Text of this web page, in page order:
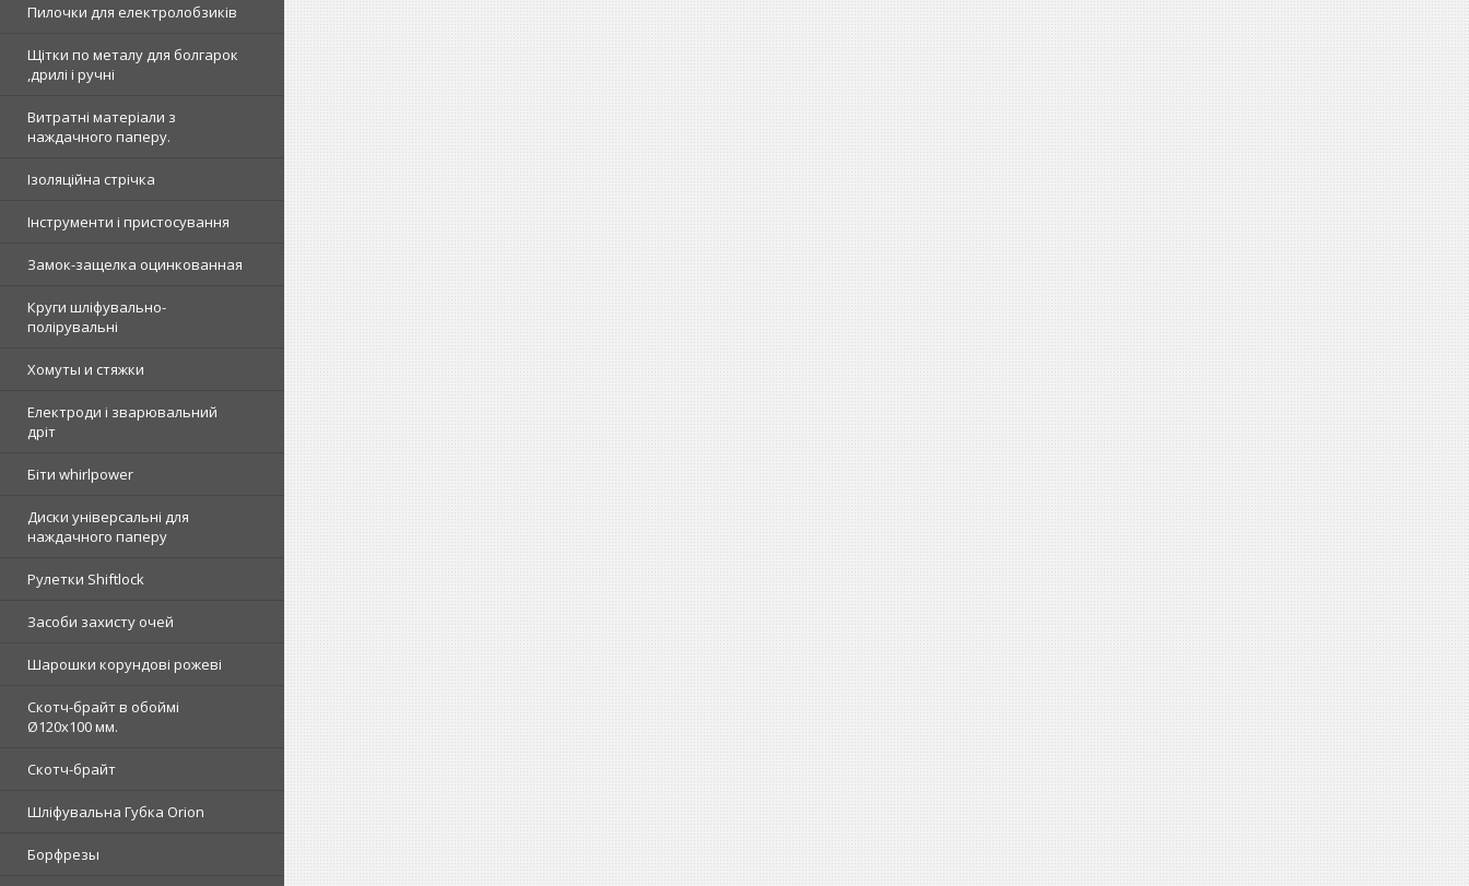
Пилочки для електролобзиків
Щітки по металу для болгарок
,дрилі і ручні
Витратні матеріали з
наждачного паперу.
Ізоляційна стрічка
Інструменти і пристосування
Замок-защелка оцинкованная
Круги шліфувально-
полірувальні
Хомуты и стяжки
Електроди і зварювальний
дріт
Біти whirlpower
Диски універсальні для
наждачного паперу
Рулетки Shiftlock
Засоби захисту очей
Шарошки корундові рожеві
Скотч-брайт в обоймі
Ø120х100 мм.
Скотч-брайт
Шліфувальна Губка Orion
Борфрезы